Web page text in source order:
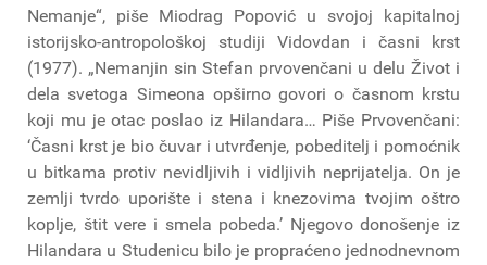
Nemanje“, piše Miodrag Popović u svojoj kapitalnoj
istorijsko-antropološkoj studiji Vidovdan i časni krst
(1977). „Nemanjin sin Stefan prvovenčani u delu Život i
dela svetoga Simeona opširno govori o časnom krstu
koji mu je otac poslao iz Hilandara… Piše Prvovenčani:
‘Časni krst je bio čuvar i utvrđenje, pobeditelj i pomoćnik
u bitkama protiv nevidljivih i vidljivih neprijatelja. On je
zemlji tvrdo uporište i stena i knezovima tvojim oštro
koplje, štit vere i smela pobeda.’ Njegovo donošenje iz
Hilandara u Studenicu bilo je propraćeno jednodnevnom